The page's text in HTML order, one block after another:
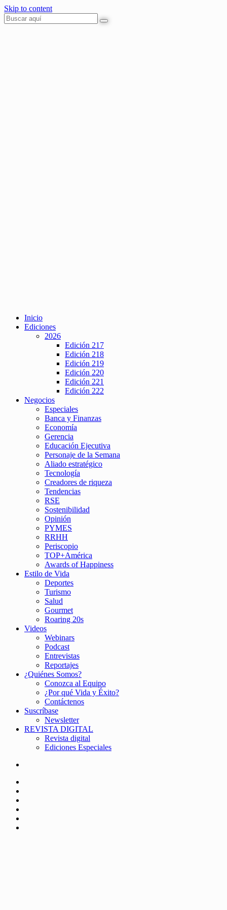
Skip to content
Inicio
Ediciones
2026
Edición 217
Edición 218
Edición 219
Edición 220
Edición 221
Edición 222
Negocios
Especiales
Banca y Finanzas
Economía
Gerencia
Educación Ejecutiva
Personaje de la Semana
Aliado estratégico
Tecnología
Creadores de riqueza
Tendencias
RSE
Sostenibilidad
Opinión
PYMES
RRHH
Periscopio
TOP+América
Awards of Happiness
Estilo de Vida
Deportes
Turismo
Salud
Gourmet
Roaring 20s
Videos
Webinars
Podcast
Entrevistas
Reportajes
¿Quiénes Somos?
Conozca al Equipo
¿Por qué Vida y Éxito?
Contáctenos
Suscríbase
Newsletter
REVISTA DIGITAL
Revista digital
Ediciones Especiales